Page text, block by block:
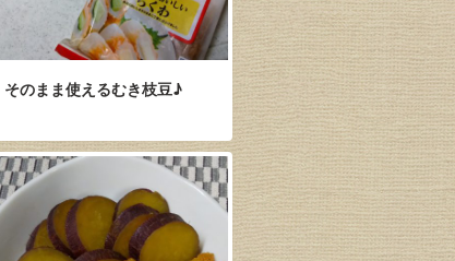
そのまま使えるむき枝豆♪